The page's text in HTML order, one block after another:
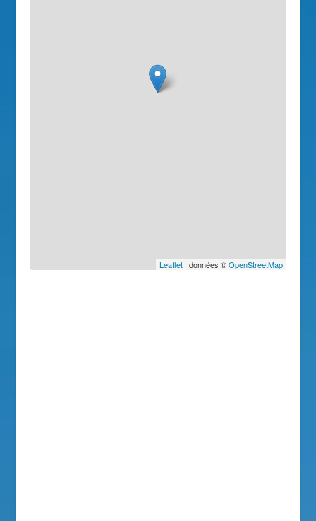
Leaflet| données ©OpenStreetMap